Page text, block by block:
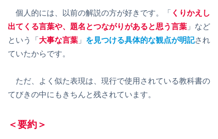
個人的には、以前の解説の方が好きです。「 くりかえし
出てくる言葉や、 題名とつながりがあると思う言葉 」など
という「 大事な言葉 」 を見つける具体的な観点が明記され
ていたからです。
ただ、よく似た表現は、現行で使用されている教科書の
てびきの中にもきちんと残されています。
＜要約＞